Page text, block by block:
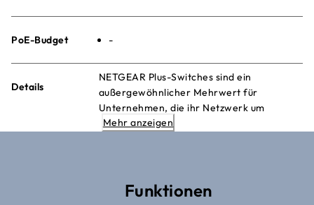
PoE-Budget -
Details
NETGEAR Plus-Switches sind ein
außergewöhnlicher Mehrwert für
Unternehmen, die ihr Netzwerk um
zusätzliche Informationen erweitern
Mehr anzeigen
Funktionen